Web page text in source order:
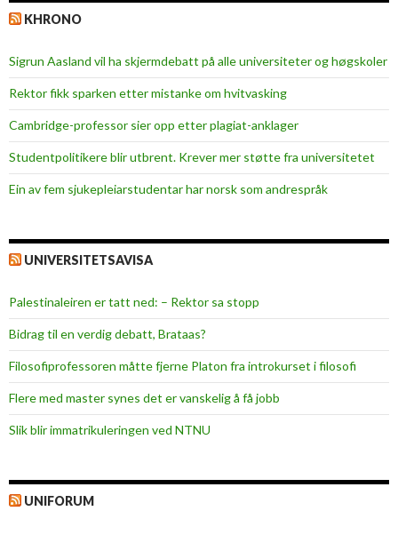
e
KHRONO
Sigrun Aasland vil ha skjerm­debatt på alle universiteter og høgskoler
Rektor fikk sparken etter mistanke om hvitvasking
Cambridge-professor sier opp etter plagiat-anklager
Studentpolitikere blir utbrent. Krever mer støtte fra universitetet
Ein av fem sjukepleiar­studentar har norsk som andrespråk
UNIVERSITETSAVISA
Palestinaleiren er tatt ned: – Rektor sa stopp
Bidrag til en verdig debatt, Brataas?
Filosofiprofessoren måtte fjerne Platon fra introkurset i filosofi
Flere med master synes det er vanskelig å få jobb
Slik blir immatrikuleringen ved NTNU
UNIFORUM